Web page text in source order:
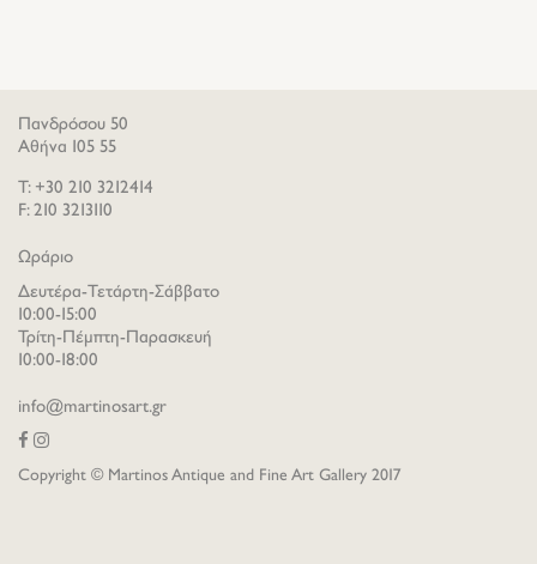
Πανδρόσου 50
Αθήνα 105 55
T: +30 210 3212414
F: 210 3213110
Ωράριο
Δευτέρα-Τετάρτη-Σάββατο
10:00-15:00
Τρίτη-Πέμπτη-Παρασκευή
10:00-18:00
info@martinosart.gr
Copyright © Martinos Antique and Fine Art Gallery 2017